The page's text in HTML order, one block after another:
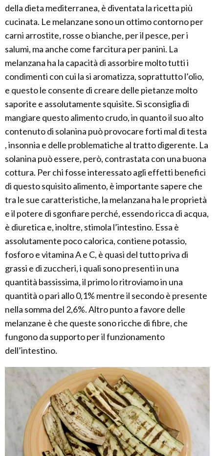
della dieta mediterranea, è diventata la ricetta più
cucinata. Le melanzane sono un ottimo contorno per
carni arrostite, rosse o bianche, per il pesce, per i
salumi, ma anche come farcitura per panini. La
melanzana ha la capacità di assorbire molto tutti i
condimenti con cui la si aromatizza, soprattutto l’olio,
e questo le consente di creare delle pietanze molto
saporite e assolutamente squisite. Si sconsiglia di
mangiare questo alimento crudo, in quanto il suo alto
contenuto di solanina può provocare forti mal di testa
, insonnia e delle problematiche al tratto digerente. La
solanina può essere, però, contrastata con una buona
cottura. Per chi fosse interessato agli effetti benefici
di questo squisito alimento, è importante sapere che
tra le sue caratteristiche, la melanzana ha le proprietà
e il potere di sgonfiare perché, essendo ricca di acqua,
è diuretica e, inoltre, stimola l’intestino. Essa è
assolutamente poco calorica, contiene potassio,
fosforo e vitamina A e C, è quasi del tutto priva di
grassi e di zuccheri, i quali sono presenti in una
quantità bassissima, il primo lo ritroviamo in una
quantità o pari allo 0,1% mentre il secondo è presente
nella somma del 2,6%. Altro punto a favore delle
melanzane è che queste sono ricche di fibre, che
fungono da supporto per il funzionamento
dell’intestino.